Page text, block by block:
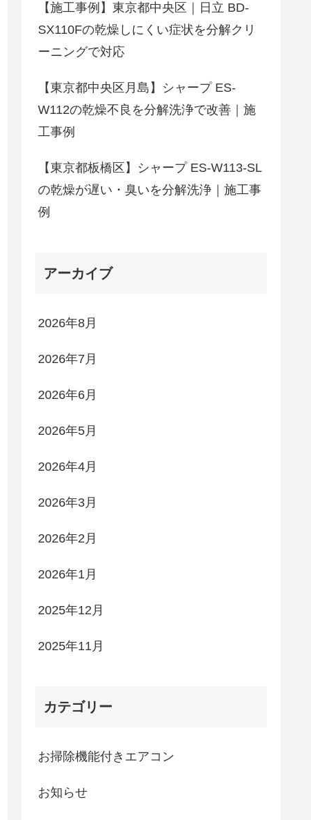
【施工事例】東京都中央区｜日立 BD-
SX110Fの乾燥しにくい症状を分解クリ
ーニングで対応
【東京都中央区月島】シャープ ES-
W112の乾燥不良を分解洗浄で改善｜施
工事例
【東京都板橋区】シャープ ES-W113-SL
の乾燥が遅い・臭いを分解洗浄｜施工事
例
アーカイブ
2026年8月
2026年7月
2026年6月
2026年5月
2026年4月
2026年3月
2026年2月
2026年1月
2025年12月
2025年11月
カテゴリー
お掃除機能付きエアコン
お知らせ